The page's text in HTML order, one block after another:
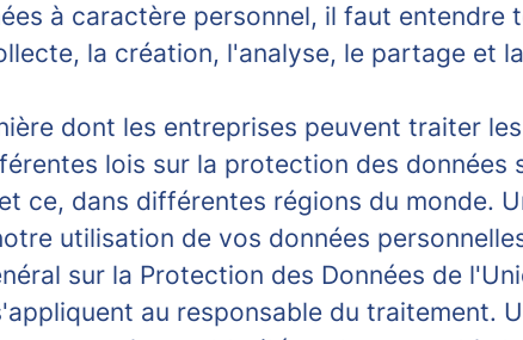
à caractère personnel, il faut
la création, l'analyse, le partage et
dont les entreprises peuvent traiter
lois sur la protection des
ce, dans différentes régions du monde.
utilisation de vos données
sur la Protection des Données de
au responsable du traitement.